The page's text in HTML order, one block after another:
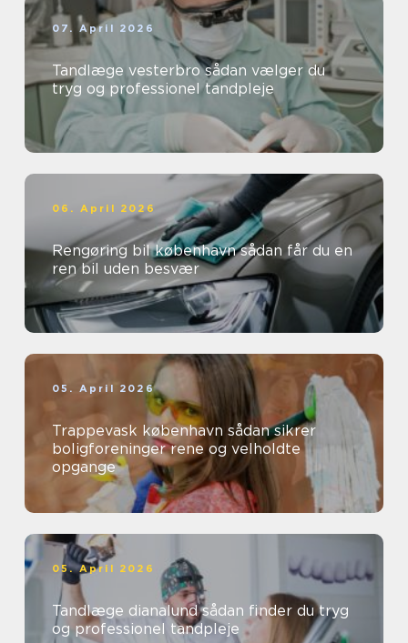
07. April 2026
Tandlæge vesterbro sådan vælger du
tryg og professionel tandpleje
06. April 2026
Rengøring bil københavn sådan får du en
ren bil uden besvær
05. April 2026
Trappevask københavn sådan sikrer
boligforeninger rene og velholdte
opgange
05. April 2026
Tandlæge dianalund sådan finder du tryg
og professionel tandpleje